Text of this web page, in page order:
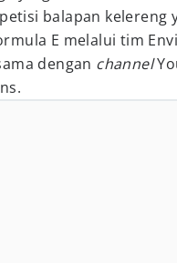
balapan kelereng
E melalui tim
dengan channel